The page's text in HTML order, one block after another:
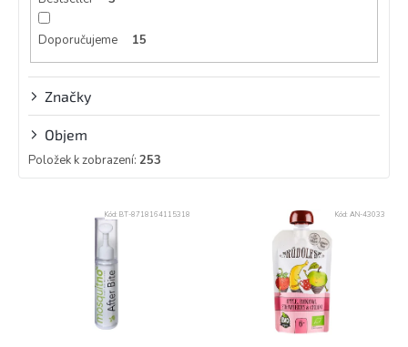
Doporučujeme 15
Značky
Objem
Položek k zobrazení: 253
Kód: BT-8718164115318 Kód: AN-43033